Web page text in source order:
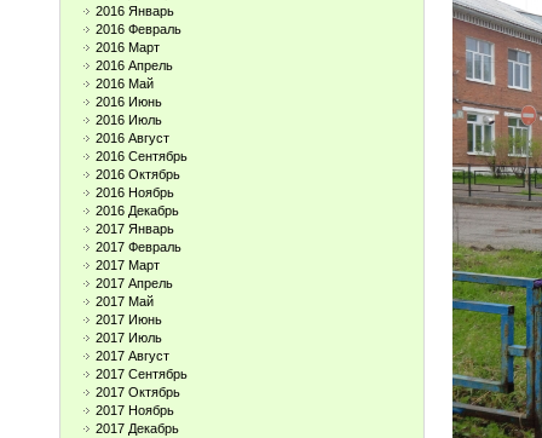
2016 Январь
2016 Февраль
2016 Март
2016 Апрель
2016 Май
2016 Июнь
2016 Июль
2016 Август
2016 Сентябрь
2016 Октябрь
2016 Ноябрь
2016 Декабрь
2017 Январь
2017 Февраль
2017 Март
2017 Апрель
2017 Май
2017 Июнь
2017 Июль
2017 Август
2017 Сентябрь
2017 Октябрь
2017 Ноябрь
2017 Декабрь